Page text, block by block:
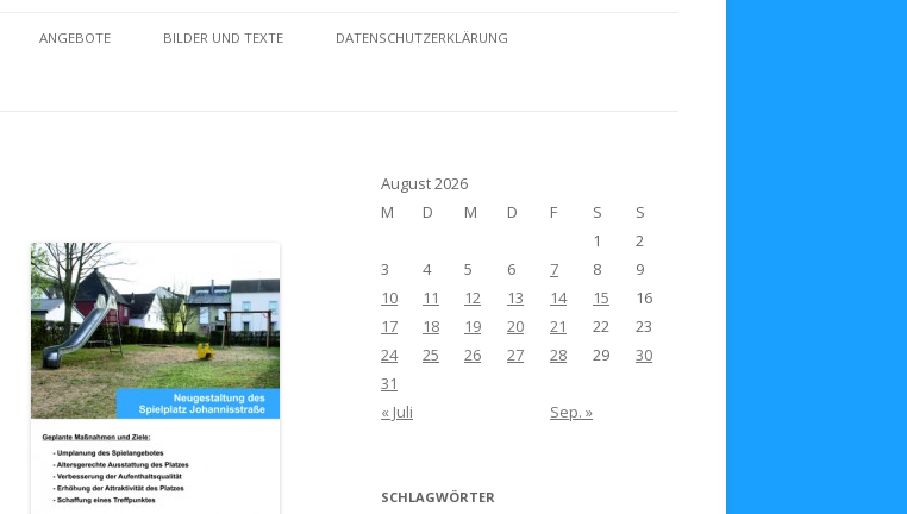
ANGEBOTE BILDER UND TEXTE DATENSCHUTZERKLÄRUNG
August 2026
M
D M D F S
S
1
2
3
4 5 6 7 8
9
10
11 12 13 14 15
16
17
18 19 20 21 22
23
24
25 26 27 28 29
30
31
« Juli
Sep. »
SCHLAGWÖRTER